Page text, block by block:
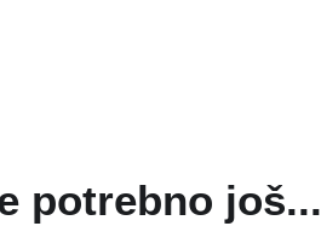
potrebno još...